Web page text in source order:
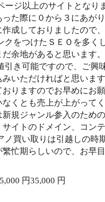
ージ以上のサイトとなり
った際に０から３にあが
作成しておりましたので
クをつけたＳＥＯを多く
余地があると思います
引き可能ですので、ご興
いただければと思いま
りますのでお早めにお
くとも売上が上がって
新規ジャンル参入のため
サイトのドメイン、コン
ノ買い取りは引越しの時
繁忙期らしいので、お早
円35,000 円